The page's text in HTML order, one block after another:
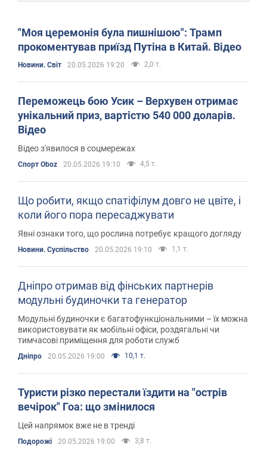
"Моя церемонія була пишнішою": Трамп
прокоментував приїзд Путіна в Китай. Відео
Новини. Світ 20.05.2026 19:20 2,0 т.
Переможець бою Усик – Верхувен отримає
унікальний приз, вартістю 540 000 доларів.
Відео
Відео з'явилося в соцмережах
Спорт Oboz 20.05.2026 19:10 4,5 т.
Що робити, якщо спатіфілум довго не цвіте, і
коли його пора пересаджувати
Явні ознаки того, що рослина потребує кращого догляду
Новини. Суспільство 20.05.2026 19:10 1,1 т.
Дніпро отримав від фінських партнерів
модульні будиночки та генератор
Модульні будиночки є багатофункціональними – їх можна
використовувати як мобільні офіси, роздягальні чи
тимчасові приміщення для роботи служб
Дніпро 20.05.2026 19:00 10,1 т.
Туристи різко перестали їздити на "острів
вечірок" Гоа: що змінилося
Цей напрямок вже не в тренді
Подорожі 20.05.2026 19:00 3,8 т.